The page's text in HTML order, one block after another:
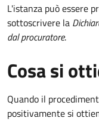
L'istanza può essere
sottoscrivere la
dal procuratore.
Cosa si
Quando il
positivamente si